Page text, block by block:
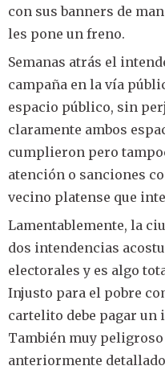
con sus banners de
les pone un freno.
Semanas atrás el
campaña en la vía
espacio público, sin
claramente ambos
cumplieron pero
atención o sanciones
vecino platense que
Lamentablemente, la
dos intendencias
electorales y es algo
Injusto para el pobre
cartelito debe pagar
También muy
anteriormente